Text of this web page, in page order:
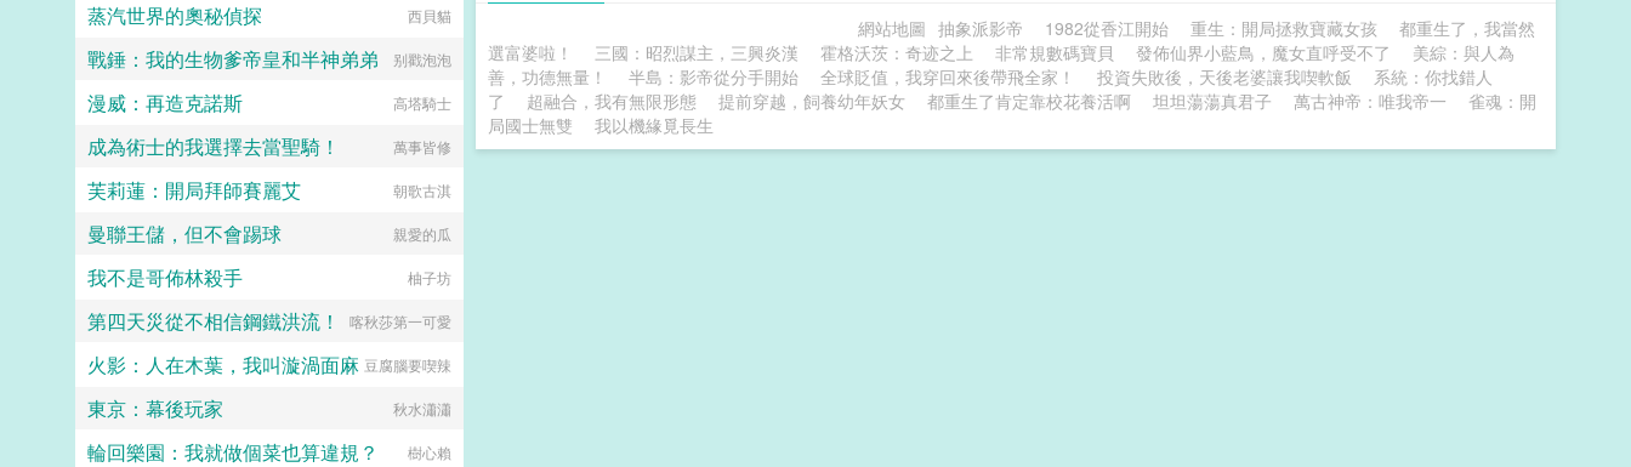
網站地圖 抽象派影帝 1982從香江開始 重生：開局拯救寶藏女孩
都重生了，我當然
選富婆啦！
三國：昭烈謀主，三興炎漢 霍格沃茨：奇迹之上 非常規數碼寶貝 發佈仙界小藍鳥，魔女直呼受不了
美綜：與人為
善，功德無量！
半島：影帝從分手開始 全球貶值，我穿回來後帶飛全家！ 投資失敗後，天後老婆讓我喫軟飯
系統：你找錯人
了
超融合，我有無限形態 提前穿越，飼養幼年妖女 都重生了肯定靠校花養活啊 坦坦蕩蕩真君子 萬古神帝：唯我帝一
雀魂：開
局國士無雙
我以機緣覓長生
蒸汽世界的奧秘偵探
西貝貓
戰錘：我的生物爹帝皇和半神弟弟 别戳泡泡
漫威：再造克諾斯 高塔騎士
成為術士的我選擇去當聖騎！ 萬事皆修
芙莉蓮：開局拜師賽麗艾 朝歌古淇
曼聯王儲，但不會踢球 親愛的瓜
我不是哥佈林殺手 柚子坊
第四天災從不相信鋼鐵洪流！ 喀秋莎第一可愛
火影：人在木葉，我叫漩渦面麻 豆腐腦要喫辣
東京：幕後玩家 秋水瀟瀟
輪回樂園：我就做個菜也算違規？ 樹心賴